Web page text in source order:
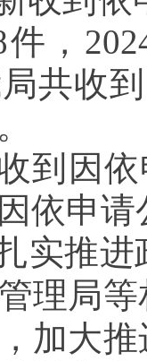
件，
共收
到因
依申
实推
理局
加大